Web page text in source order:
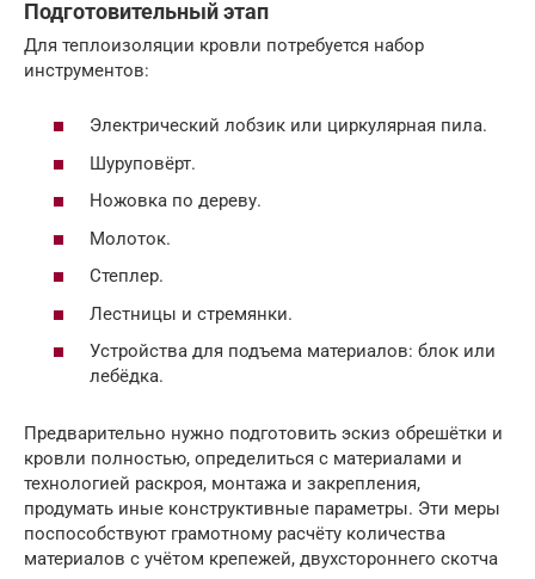
Подготовительный этап
Для теплоизоляции кровли потребуется набор
инструментов:
Электрический лобзик или циркулярная пила.
Шуруповёрт.
Ножовка по дереву.
Молоток.
Степлер.
Лестницы и стремянки.
Устройства для подъема материалов: блок или
лебёдка.
Предварительно нужно подготовить эскиз обрешётки и
кровли полностью, определиться с материалами и
технологией раскроя, монтажа и закрепления,
продумать иные конструктивные параметры. Эти меры
поспособствуют грамотному расчёту количества
материалов с учётом крепежей, двухстороннего скотча